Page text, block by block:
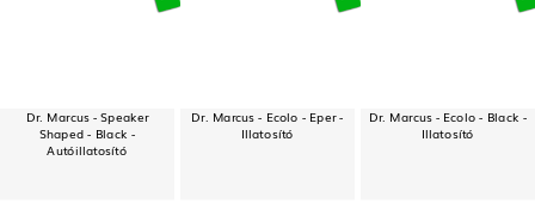
Dr. Marcus - Speaker
Shaped - Black -
Autóillatosító
Dr. Marcus - Ecolo - Eper -
Illatosító
Dr. Marcus - Ecolo - Black -
Illatosító